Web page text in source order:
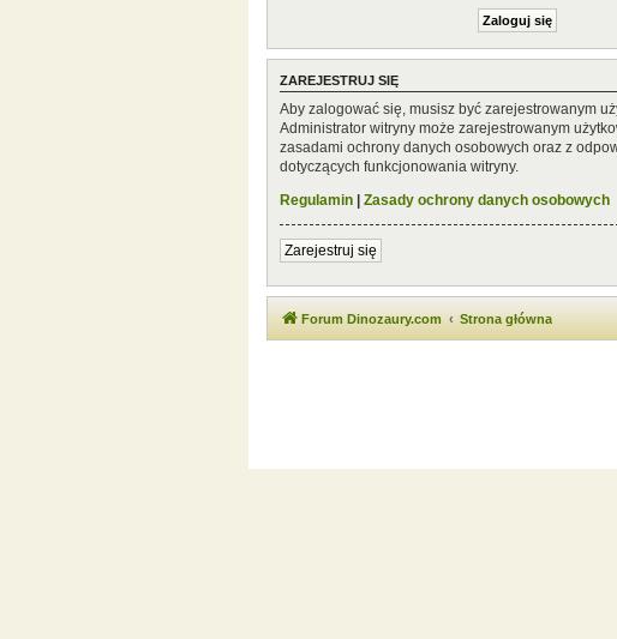
ZAREJESTRUJ SIĘ
Aby zalogować się, musisz być zarejestrowanym
Administrator witryny może zarejestrowanym
zasadami ochrony danych osobowych oraz z
dotyczących funkcjonowania witryny.
Regulamin | Zasady ochrony danych osobowych
Zarejestruj się
Forum Dinozaury.com Strona główna